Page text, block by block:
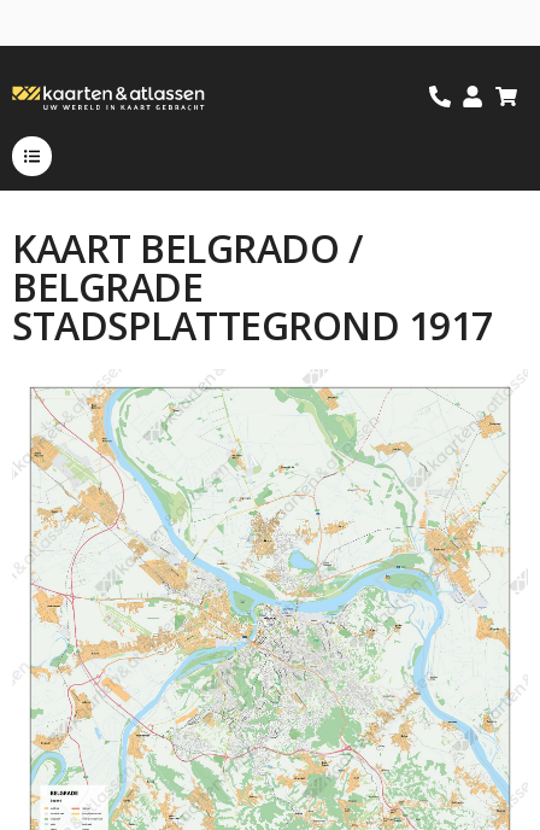
KAART BELGRADO /
BELGRADE
STADSPLATTEGROND 1917